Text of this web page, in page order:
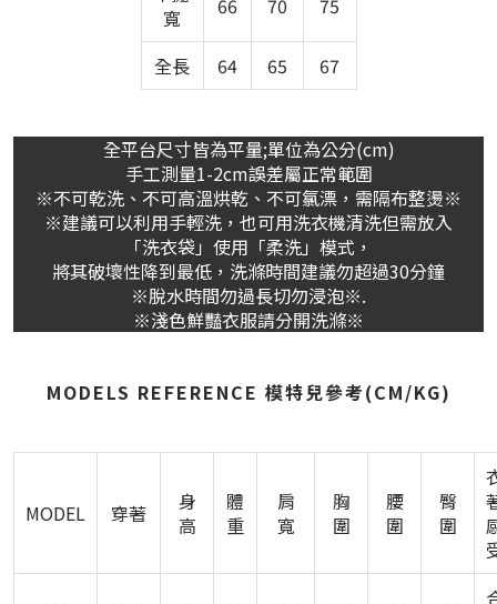
寬
66 70 75
全長 64 65 67
全平台尺寸皆為平量;單位為公分(cm)
手工測量1-2cm誤差屬正常範圍
※不可乾洗、不可高溫烘乾、不可氯漂，需隔布整燙※
※建議可以利用手輕洗，也可用洗衣機清洗但需放入
「洗衣袋」使用「柔洗」模式，
將其破壞性降到最低，洗滌時間建議勿超過30分鐘
※脫水時間勿過長切勿浸泡※.
※淺色鮮豔衣服請分開洗滌※
MODELS REFERENCE 模特兒參考(CM/KG)
MODEL 穿著
身
高
體
重
肩
寬
胸
圍
腰
圍
臀
圍